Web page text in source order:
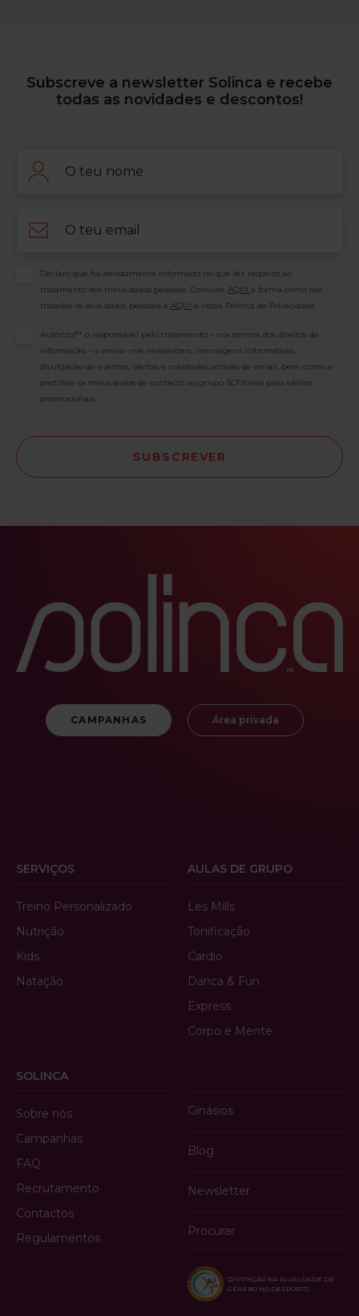
Subscreve a newsletter Solinca e recebe
todas as novidades e descontos!
Consentimento
Declaro que fui devidamente informado no que diz respeito ao
tratamento dos meus dados pessoais. Consulte AQUI a forma como são
tratados os seus dados pessoais e AQUI a nossa Política de Privacidade.
Consentimento
Autorizo** o responsável pelo tratamento – nos termos dos direitos de
informação – a enviar-me newsletters, mensagens informativas,
divulgação de eventos, ofertas e novidades, através de email, bem como a
partilhar os meus dados de contacto ao grupo SCFitness para efeitos
promocionais.
CAMPANHAS Área privada
SERVIÇOS
Treino Personalizado
Nutrição
Kids
Natação
AULAS DE GRUPO
Les Mills
Tonificação
Cardio
Danca & Fun
Express
Corpo e Mente
SOLINCA
Sobre nós
Campanhas
FAQ
Recrutamento
Contactos
Regulamentos
Ginásios
Blog
Newsletter
Procurar
DISTINÇÃO NA IGUALDADE DE
GÉNERO NO DESPORTO